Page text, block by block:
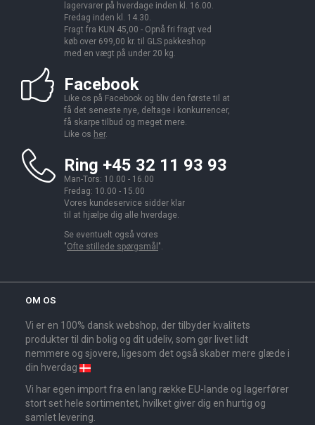
lagervarer på hverdage inden kl. 16.00.
Fredag inden kl. 14.30.
Fragt fra KUN 45,00 - Opnå fri fragt ved
køb over 699,00 kr. til GLS pakkeshop
med en vægt på under 20 kg.
Facebook
Like os på Facebook og bliv den første til at
få det seneste nye, deltage i konkurrencer,
få skarpe tilbud og meget mere.
Like os her.
Ring +45 32 11 93 93
Man-Tors: 10.00 - 16.00
Fredag: 10.00 - 15.00
Vores kundeservice sidder klar
til at hjælpe dig alle hverdage.
Se eventuelt også vores
"Ofte stillede spørgsmål ".
OM OS
Vi er en 100% dansk webshop, der tilbyder kvalitets
produkter til din bolig og dit udeliv, som gør livet lidt
nemmere og sjovere, ligesom det også skaber mere glæde i
din hverdag
Vi har egen import fra en lang række EU-lande og lagerfører
stort set hele sortimentet, hvilket giver dig en hurtig og
samlet levering.